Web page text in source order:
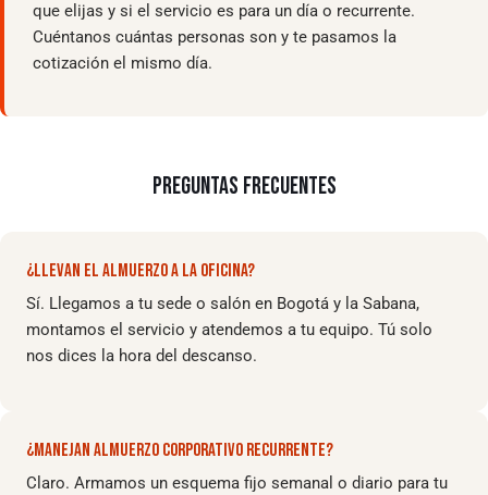
que elijas y si el servicio es para un día o recurrente.
Cuéntanos cuántas personas son y te pasamos la
cotización el mismo día.
PREGUNTAS FRECUENTES
¿LLEVAN EL ALMUERZO A LA OFICINA?
Sí. Llegamos a tu sede o salón en Bogotá y la Sabana,
montamos el servicio y atendemos a tu equipo. Tú solo
nos dices la hora del descanso.
¿MANEJAN ALMUERZO CORPORATIVO RECURRENTE?
Claro. Armamos un esquema fijo semanal o diario para tu